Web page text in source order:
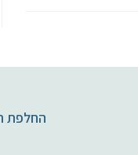
החלפת